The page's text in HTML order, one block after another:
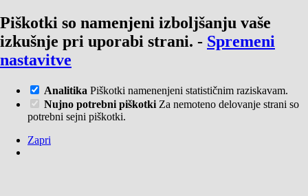
Piškotki so namenjeni izboljšanju vaše
izkušnje pri uporabi strani. - Spremeni
nastavitve
Analitika Piškotki namenenjeni statističnim raziskavam.
Nujno potrebni piškotki Za nemoteno delovanje strani so
potrebni sejni piškotki.
Zapri